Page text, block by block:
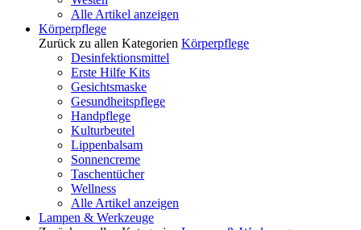
Alle Artikel anzeigen
Körperpflege
Zurück zu allen Kategorien Körperpflege
Desinfektionsmittel
Erste Hilfe Kits
Gesichtsmaske
Gesundheitspflege
Handpflege
Kulturbeutel
Lippenbalsam
Sonnencreme
Taschentücher
Wellness
Alle Artikel anzeigen
Lampen & Werkzeuge